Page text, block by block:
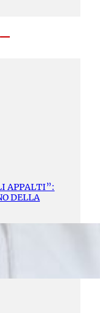
APPALTI”:
DELLA